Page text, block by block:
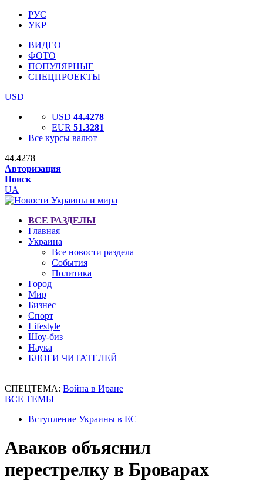
РУС
УКР
ВИДЕО
ФОТО
ПОПУЛЯРНЫЕ
СПЕЦПРОЕКТЫ
USD
USD 44.4278
EUR 51.3281
Все курсы валют
44.4278
Авторизация
Поиск
UA
ВСЕ РАЗДЕЛЫ
Главная
Украина
Все новости раздела
События
Политика
Город
Мир
Бизнес
Спорт
Lifestyle
Шоу-биз
Наука
БЛОГИ ЧИТАТЕЛЕЙ
СПЕЦТЕМА: Война в Иране
ВСЕ ТЕМЫ
Вступление Украины в ЕС
Аваков объяснил
перестрелку в Броварах